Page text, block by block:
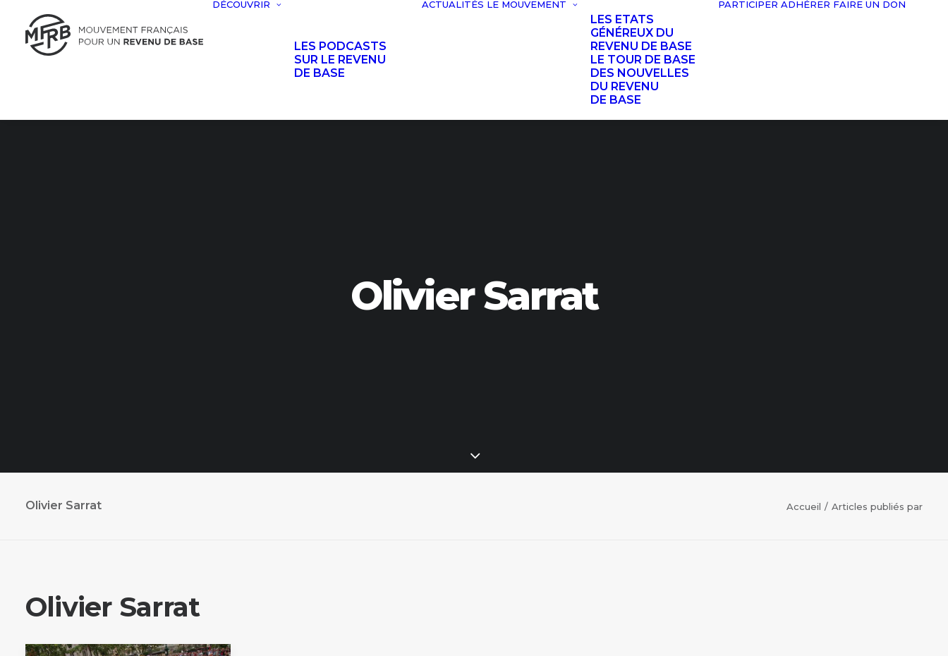
DÉCOUVRIR
LES PODCASTS
SUR LE REVENU
DE BASE
ACTUALITÉS LE MOUVEMENT
LES ETATS
GÉNÉREUX DU
REVENU DE BASE
LE TOUR DE BASE
DES NOUVELLES
DU REVENU
DE BASE
PARTICIPER ADHÉRER FAIRE UN DON
Olivier Sarrat
Olivier Sarrat Accueil Articles publiés par
Olivier Sarrat